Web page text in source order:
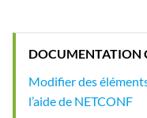
DOCUMENTATION
Modifier des
l’aide de NETCONF